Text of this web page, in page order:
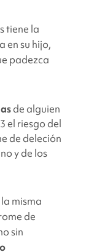
tiene la
en su hijo,
padezca
de alguien
el riesgo del
de deleción
y de los
misma
de
sin